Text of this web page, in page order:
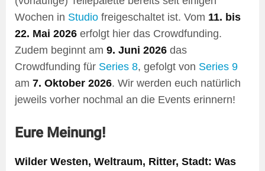
Wochen in Studio freigeschaltet ist. Vom 11. bis
22. Mai 2026 erfolgt hier das Crowdfunding.
Zudem beginnt am 9. Juni 2026 das
Crowdfunding für Series 8, gefolgt von Series 9
am 7. Oktober 2026. Wir werden euch natürlich
jeweils vorher nochmal an die Events erinnern!
Eure Meinung!
Wilder Westen, Weltraum, Ritter, Stadt: Was